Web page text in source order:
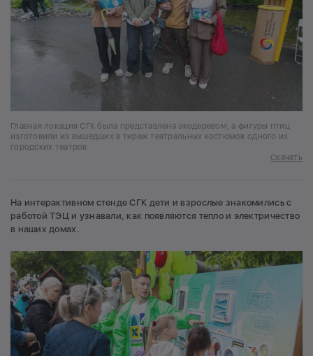
Главная локация СГК была представлена экодеревом, а фигуры птиц
изготовили из вышедших в тираж театральных костюмов одного из
городских театров
Скачать
На интерактивном стенде СГК дети и взрослые знакомились с
работой ТЭЦ и узнавали, как появляются тепло и электричество
в наших домах.